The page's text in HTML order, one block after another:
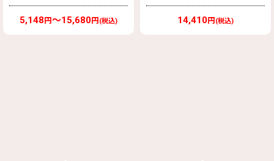
5,148 円～15,680円 (税込) 14,410円 (税込)